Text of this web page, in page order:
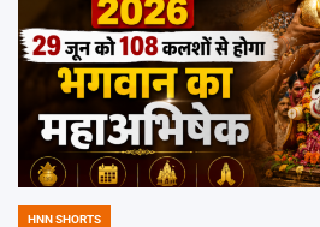
HNN SHORTS